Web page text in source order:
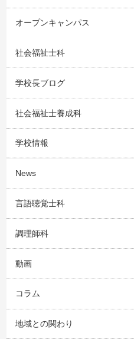
オープンキャンパス
社会福祉士科
学校長ブログ
社会福祉士養成科
学校情報
News
言語聴覚士科
調理師科
動画
コラム
地域との関わり